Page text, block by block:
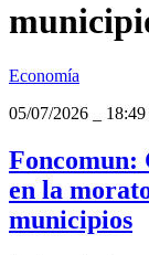
Economía
05/07/2026
18:49
Foncomun:
en la
municipios